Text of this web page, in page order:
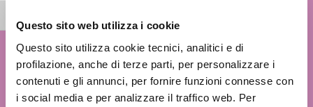
Questo sito web utilizza i cookie
Questo sito utilizza cookie tecnici, analitici e di
profilazione, anche di terze parti, per personalizzare i
contenuti e gli annunci, per fornire funzioni connesse con
i social media e per analizzare il traffico web. Per
Attiva/disattiva dimensione testo
antibatterica.
pH